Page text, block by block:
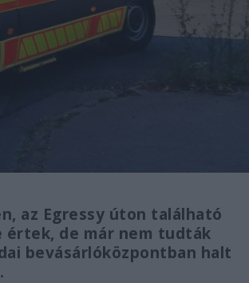
az Egressy úton található
értek, de már nem tudták
bevásárlóközpontban halt